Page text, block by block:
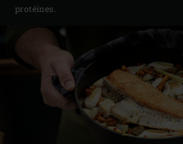
protéines.